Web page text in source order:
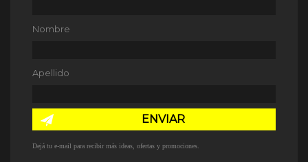
Nombre
Apellido
ENVIAR
Dejá tu e-mail para recibir más ideas, ofertas y promociones.